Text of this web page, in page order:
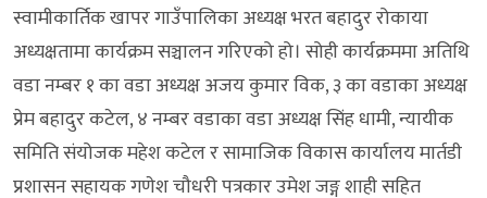
स्वामीकार्तिक खापर गाउँपालिका अध्यक्ष भरत बहादुर रोकाया
अध्यक्षतामा कार्यक्रम सञ्चालन गरिएको हो। सोही कार्यक्रममा अतिथि
वडा नम्बर १ का वडा अध्यक्ष अजय कुमार विक, ३ का वडाका अध्यक्ष
प्रेम बहादुर कटेल, ४ नम्बर वडाका वडा अध्यक्ष सिंह धामी, न्यायीक
समिति संयोजक महेश कटेल र सामाजिक विकास कार्यालय मार्तडी
प्रशासन सहायक गणेश चौधरी पत्रकार उमेश जङ्ग शाही सहित